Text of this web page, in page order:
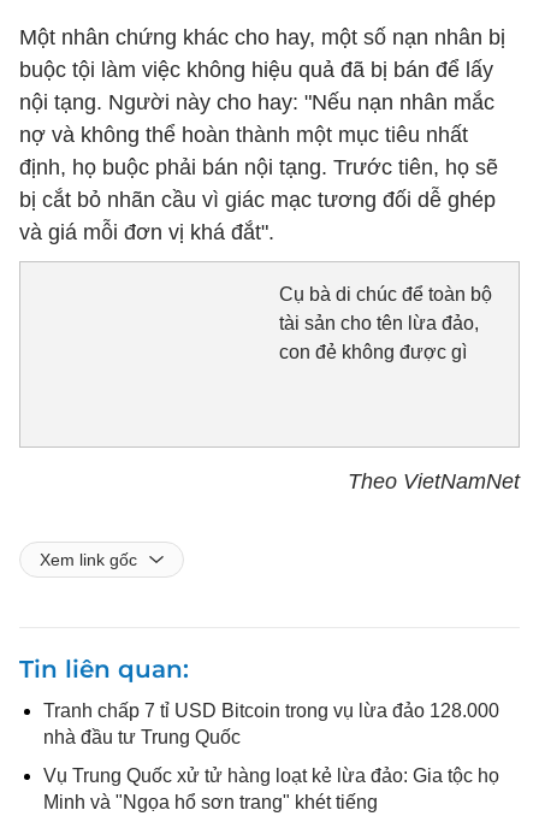
Một nhân chứng khác cho hay, một số nạn nhân bị
buộc tội làm việc không hiệu quả đã bị bán để lấy
nội tạng. Người này cho hay: "Nếu nạn nhân mắc
nợ và không thể hoàn thành một mục tiêu nhất
định, họ buộc phải bán nội tạng. Trước tiên, họ sẽ
bị cắt bỏ nhãn cầu vì giác mạc tương đối dễ ghép
và giá mỗi đơn vị khá đắt".
Cụ bà di chúc để toàn bộ
tài sản cho tên lừa đảo,
con đẻ không được gì
Theo VietNamNet
Xem link gốc
Tin liên quan
Tranh chấp 7 tỉ USD Bitcoin trong vụ lừa đảo 128.000
nhà đầu tư Trung Quốc
Vụ Trung Quốc xử tử hàng loạt kẻ lừa đảo: Gia tộc họ
Minh và "Ngọa hổ sơn trang" khét tiếng